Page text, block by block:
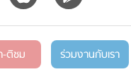
-ติชม ร่วมงานกับเรา